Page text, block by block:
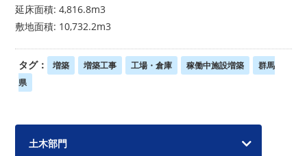
延床面積: 4,816.8m3
敷地面積: 10,732.2m3
タグ： 増築 増築工事 工場・倉庫 稼働中施設増築
群馬
県
土木部門